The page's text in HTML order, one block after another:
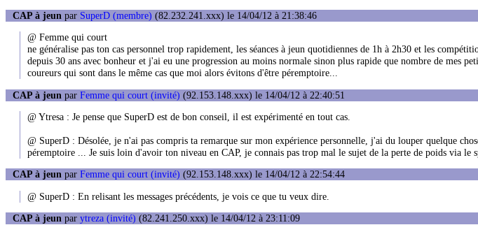
CAP à jeun par SuperD (membre) (82.232.241.xxx) le 14/04/12 à 21:38:46
@ Femme qui court
ne généralise pas ton cas personnel trop rapidement, les séances à jeun quotidiennes de 1h à 2h30 et les
depuis 30 ans avec bonheur et j'ai eu une progression au moins normale sinon plus rapide que nombre de mes
coureurs qui sont dans le même cas que moi alors évitons d'être péremptoire...
CAP à jeun par Femme qui court (invité) (92.153.148.xxx) le 14/04/12 à 22:40:51
@ Ytresa : Je pense que SuperD est de bon conseil, il est expérimenté en tout cas.
@ SuperD : Désolée, je n'ai pas compris ta remarque sur mon expérience personnelle, j'ai du louper quelque
péremptoire ... Je suis loin d'avoir ton niveau en CAP, je connais pas trop mal le sujet de la perte de poids via le
CAP à jeun par Femme qui court (invité) (92.153.148.xxx) le 14/04/12 à 22:54:44
@ SuperD : En relisant les messages précédents, je vois ce que tu veux dire.
CAP à jeun par ytreza (invité) (82.241.250.xxx) le 14/04/12 à 23:11:09